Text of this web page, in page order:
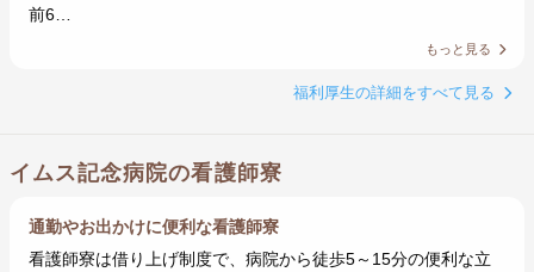
前6…
もっと見る
福利厚生の詳細をすべて見る
イムス記念病院の看護師寮
通勤やお出かけに便利な看護師寮
看護師寮は借り上げ制度で、病院から徒歩5～15分の便利な立